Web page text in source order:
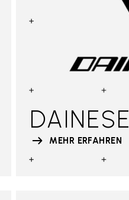
DAINESE
MEHR ERFAHREN